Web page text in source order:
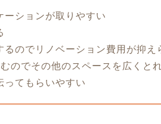
ーションが取りやすい
るのでリノベーション費用が抑え
のでその他のスペースを広くと
ってもらいやすい